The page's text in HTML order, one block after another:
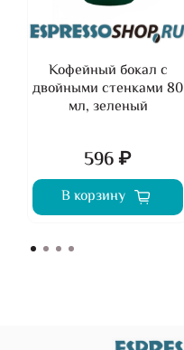
Кофейный бокал с
двойными стенками 80
мл, зеленый
596 ₽
В корзину